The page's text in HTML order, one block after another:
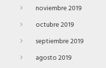
noviembre 2019
octubre 2019
septiembre 2019
agosto 2019